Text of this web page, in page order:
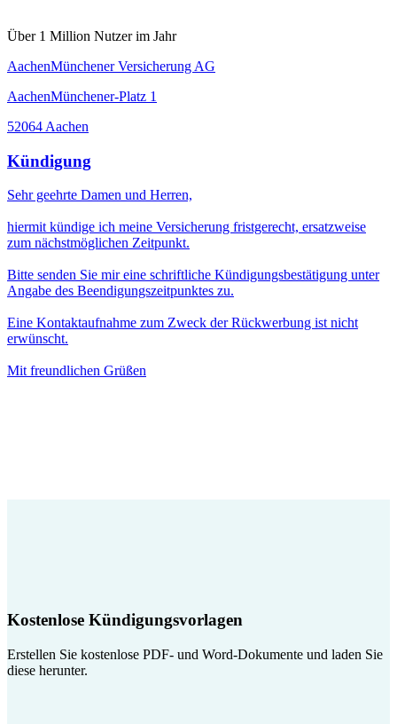
Über 1 Million Nutzer im Jahr
AachenMünchener Versicherung AG
AachenMünchener-Platz 1
52064 Aachen
Kündigung
Sehr geehrte Damen und Herren,
hiermit kündige ich meine Versicherung fristgerecht, ersatzweise
zum nächstmöglichen Zeitpunkt.
Bitte senden Sie mir eine schriftliche Kündigungsbestätigung unter
Angabe des Beendigungszeitpunktes zu.
Eine Kontaktaufnahme zum Zweck der Rückwerbung ist nicht
erwünscht.
Mit freundlichen Grüßen
Kostenlose Kündigungsvorlagen
Erstellen Sie kostenlose PDF- und Word-Dokumente und laden Sie
diese herunter.